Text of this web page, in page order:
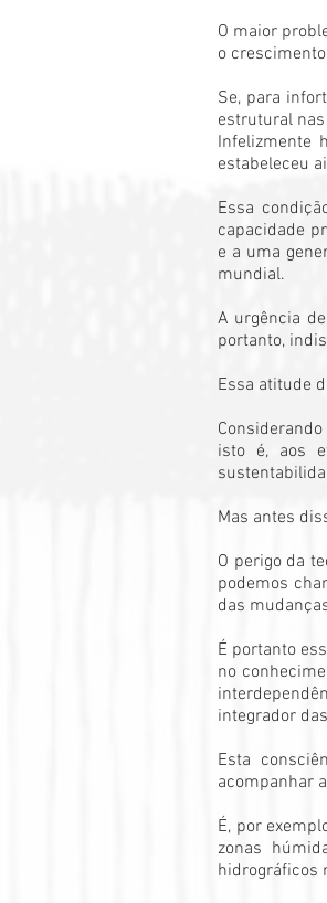
O maior
o
Se, para
estrutural nas
Infelizmente
estabeleceu
Essa
capacidade
e a uma
mundial.
A urgência
portanto,
Essa atitude
isto é, aos
Mas antes
O perigo da
podemos
das
É portanto
no
integrador
Esta
acompanhar
É, por
zonas
hidrográficos